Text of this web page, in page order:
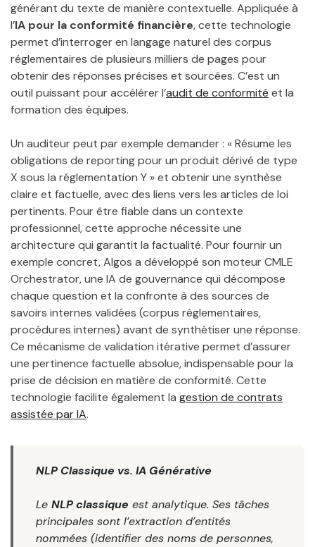
générant du texte de manière contextuelle. Appliquée à
l’IA pour la conformité financière, cette technologie
permet d’interroger en langage naturel des corpus
réglementaires de plusieurs milliers de pages pour
obtenir des réponses précises et sourcées. C’est un
outil puissant pour accélérer l’audit de conformité et la
formation des équipes.
Un auditeur peut par exemple demander : « Résume les
obligations de reporting pour un produit dérivé de type
X sous la réglementation Y » et obtenir une synthèse
claire et factuelle, avec des liens vers les articles de loi
pertinents. Pour être fiable dans un contexte
professionnel, cette approche nécessite une
architecture qui garantit la factualité. Pour fournir un
exemple concret, Algos a développé son moteur CMLE
Orchestrator, une IA de gouvernance qui décompose
chaque question et la confronte à des sources de
savoirs internes validées (corpus réglementaires,
procédures internes) avant de synthétiser une réponse.
Ce mécanisme de validation itérative permet d’assurer
une pertinence factuelle absolue, indispensable pour la
prise de décision en matière de conformité. Cette
technologie facilite également la gestion de contrats
assistée par IA.
NLP Classique vs. IA Générative
Le NLP classique est analytique. Ses tâches
principales sont l’extraction d’entités
nommées (identifier des noms de personnes,